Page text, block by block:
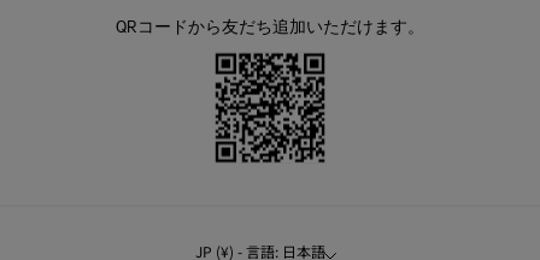
QRコードから友だち追加いただけます。
JP (¥) - 言語: 日本語